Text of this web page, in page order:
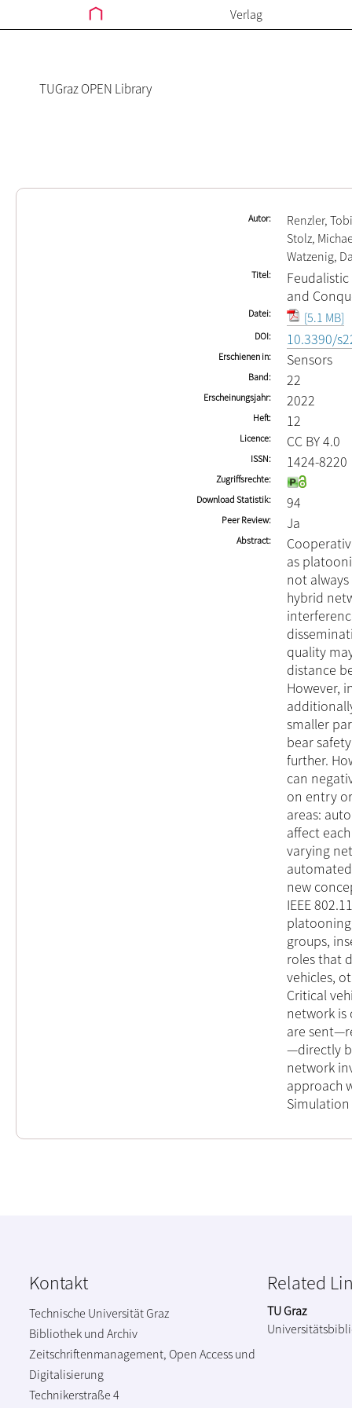
Verlag
TUGraz OPEN Library
Autor
Renzler,
Stolz,
Watzenig,
Titel
and
Datei [5.1 MB]
DOI 10.3390/
Erschienen in Sensors
Band 22
Erscheinungsjahr 2022
Heft 12
Licence CC BY 4.0
ISSN 1424-8220
Zugriffsrechte
Download Statistik
94
Peer Review Ja
Abstract
as
not
hybrid
quality
distance
However,
smaller
bear
further.
can
on entry
areas:
affect
varying
new
IEEE
groups,
roles that
vehicles,
Critical
network is
are
—directly
network
approach
Kontakt
Technische Universität Graz
Bibliothek und Archiv
Zeitschriftenmanagement, Open Access und
Digitalisierung
Technikerstraße 4
Related
TU Graz